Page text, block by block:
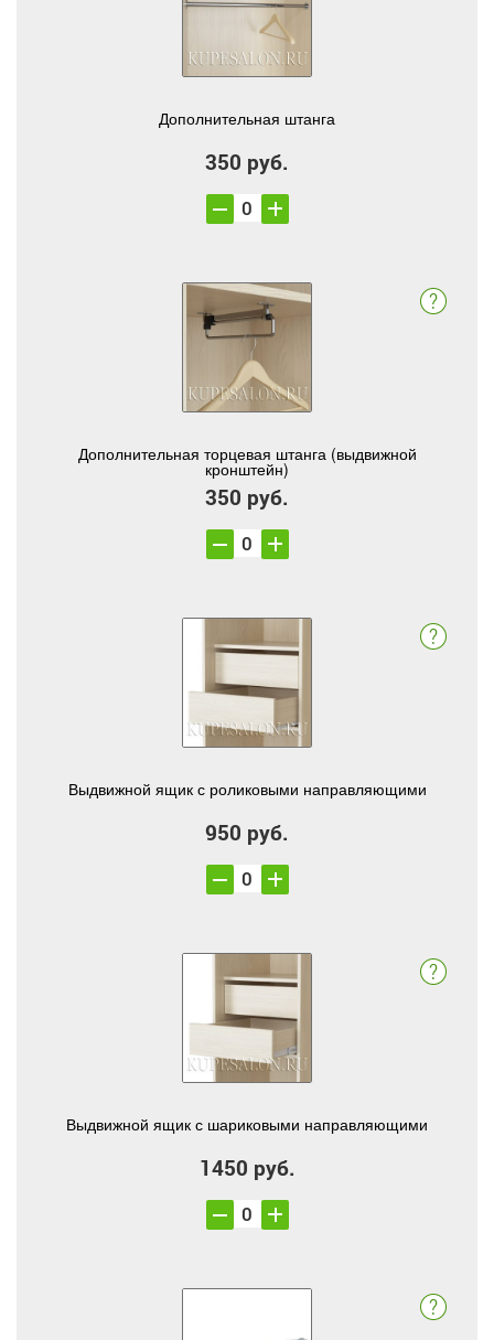
Дополнительная штанга
350 руб.
Дополнительная торцевая штанга (выдвижной
кронштейн)
350 руб.
Выдвижной ящик с роликовыми направляющими
950 руб.
Выдвижной ящик с шариковыми направляющими
1450 руб.